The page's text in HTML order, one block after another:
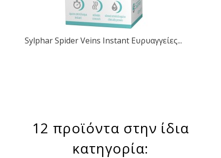
Sylphar Spider Veins Instant Ευρυαγγείες...
12 προϊόντα στην ίδια
κατηγορία: